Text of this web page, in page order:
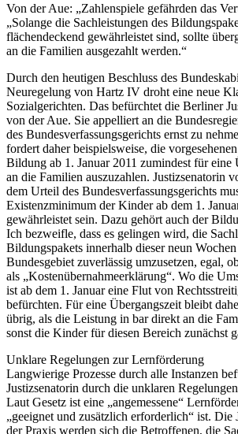
Von der Aue: „Zahlenspiele gefährden das
„Solange die Sachleistungen des
flächendeckend gewährleistet sind, sollte
an die Familien ausgezahlt werden.“
Durch den heutigen Beschluss des
Neuregelung von Hartz IV droht eine neue
Sozialgerichten. Das befürchtet die Berliner
von der Aue. Sie appelliert an die
des Bundesverfassungsgerichts ernst zu
fordert daher beispielsweise, die
Bildung ab 1. Januar 2011 zumindest für eine
an die Familien auszuzahlen. Justizsenatorin
dem Urteil des Bundesverfassungsgerichts
Existenzminimum der Kinder ab dem 1.
gewährleistet sein. Dazu gehört auch der
Ich bezweifle, dass es gelingen wird, die
Bildungspakets innerhalb dieser neun
Bundesgebiet zuverlässig umzusetzen, egal,
als „Kostenübernahmeerklärung“. Wo die
ist ab dem 1. Januar eine Flut von
befürchten. Für eine Übergangszeit bleibt
übrig, als die Leistung in bar direkt an die
sonst die Kinder für diesen Bereich zunächst
Unklare Regelungen zur Lernförderung
Langwierige Prozesse durch alle Instanzen
Justizsenatorin durch die unklaren
Laut Gesetz ist eine „angemessene“
„geeignet und zusätzlich erforderlich“ ist. Die
der Praxis werden sich die Betroffenen, die